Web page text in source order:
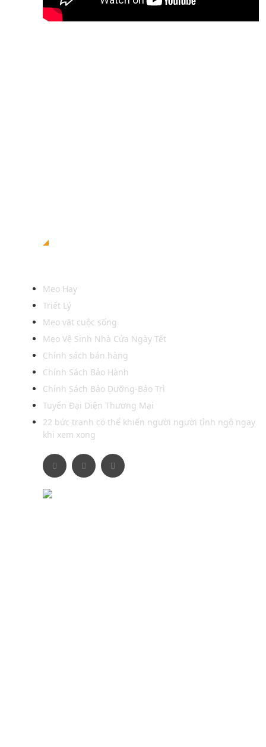
Mẹo Hay
Triết Lý
Mẹo vặt cuộc sống
Mẹo Vệ Sinh Nhà Cửa Ngày Tết
Chính sách bán hàng
Chính Sách Bảo Hành
Chính Sách Bảo Dưỡng-Bảo Trì
Tuyển Đại Diện Thương Mại
22 bức tranh có thể khiến người người tỉnh ngộ ngay
khi xem xong